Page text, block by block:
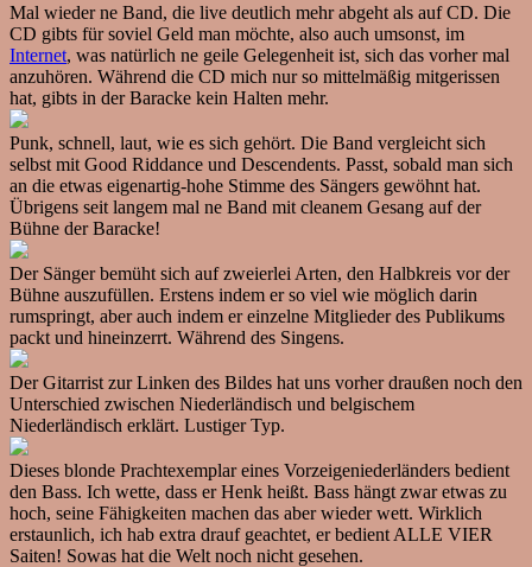
Mal wieder ne Band, die live deutlich mehr abgeht als auf CD. Die
CD gibts für soviel Geld man möchte, also auch umsonst, im
Internet, was natürlich ne geile Gelegenheit ist, sich das vorher mal
anzuhören. Während die CD mich nur so mittelmäßig mitgerissen
hat, gibts in der Baracke kein Halten mehr.
Punk, schnell, laut, wie es sich gehört. Die Band vergleicht sich
selbst mit Good Riddance und Descendents. Passt, sobald man sich
an die etwas eigenartig-hohe Stimme des Sängers gewöhnt hat.
Übrigens seit langem mal ne Band mit cleanem Gesang auf der
Bühne der Baracke!
Der Sänger bemüht sich auf zweierlei Arten, den Halbkreis vor der
Bühne auszufüllen. Erstens indem er so viel wie möglich darin
rumspringt, aber auch indem er einzelne Mitglieder des Publikums
packt und hineinzerrt. Während des Singens.
Der Gitarrist zur Linken des Bildes hat uns vorher draußen noch den
Unterschied zwischen Niederländisch und belgischem
Niederländisch erklärt. Lustiger Typ.
Dieses blonde Prachtexemplar eines Vorzeigeniederländers bedient
den Bass. Ich wette, dass er Henk heißt. Bass hängt zwar etwas zu
hoch, seine Fähigkeiten machen das aber wieder wett. Wirklich
erstaunlich, ich hab extra drauf geachtet, er bedient ALLE VIER
Saiten! Sowas hat die Welt noch nicht gesehen.